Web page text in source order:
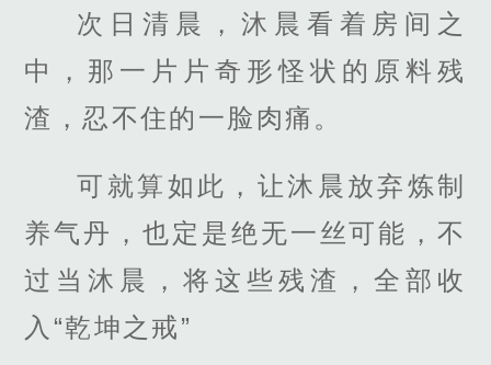
次日清晨，沐晨看着房间之
中，那一片片奇形怪状的原料残
渣，忍不住的一脸肉痛。
可就算如此，让沐晨放弃炼制
养气丹，也定是绝无一丝可能，不
过当沐晨，将这些残渣，全部收
入“乾坤之戒”